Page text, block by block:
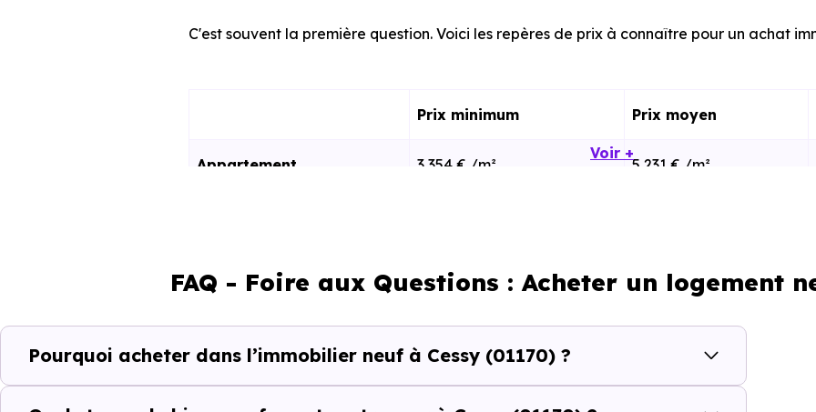
C'est souvent la première question. Voici les repères de prix à connaître pour un achat
Prix minimum Prix moyen
Appartement 3 354 € /m² 5 231 € /m²
Ces prix varient selon la localisation dans la commune, la surface, les
Le parc résidentiel de Cessy (01170) se compose de 50 % d'appartements et 50 % de
secondaires.
Voir +
FAQ - Foire aux Questions : Acheter un logement
Pourquoi acheter dans l’immobilier neuf à Cessy (01170) ?